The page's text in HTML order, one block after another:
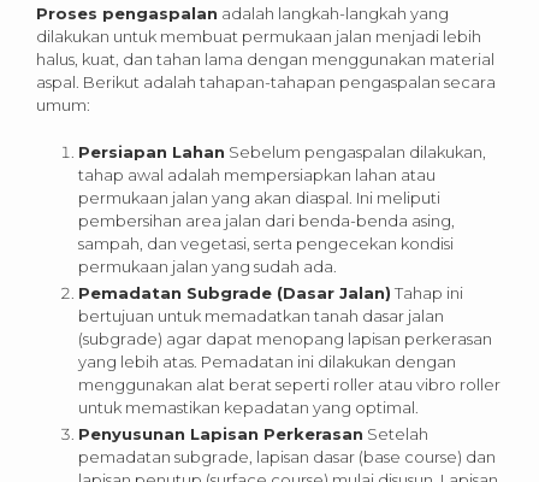
Proses pengaspalan adalah langkah-langkah yang
dilakukan untuk membuat permukaan jalan menjadi lebih
halus, kuat, dan tahan lama dengan menggunakan material
aspal. Berikut adalah tahapan-tahapan pengaspalan secara
umum:
Persiapan Lahan Sebelum pengaspalan dilakukan,
tahap awal adalah mempersiapkan lahan atau
permukaan jalan yang akan diaspal. Ini meliputi
pembersihan area jalan dari benda-benda asing,
sampah, dan vegetasi, serta pengecekan kondisi
permukaan jalan yang sudah ada.
Pemadatan Subgrade (Dasar Jalan) Tahap ini
bertujuan untuk memadatkan tanah dasar jalan
(subgrade) agar dapat menopang lapisan perkerasan
yang lebih atas. Pemadatan ini dilakukan dengan
menggunakan alat berat seperti roller atau vibro roller
untuk memastikan kepadatan yang optimal.
Penyusunan Lapisan Perkerasan Setelah
pemadatan subgrade, lapisan dasar (base course) dan